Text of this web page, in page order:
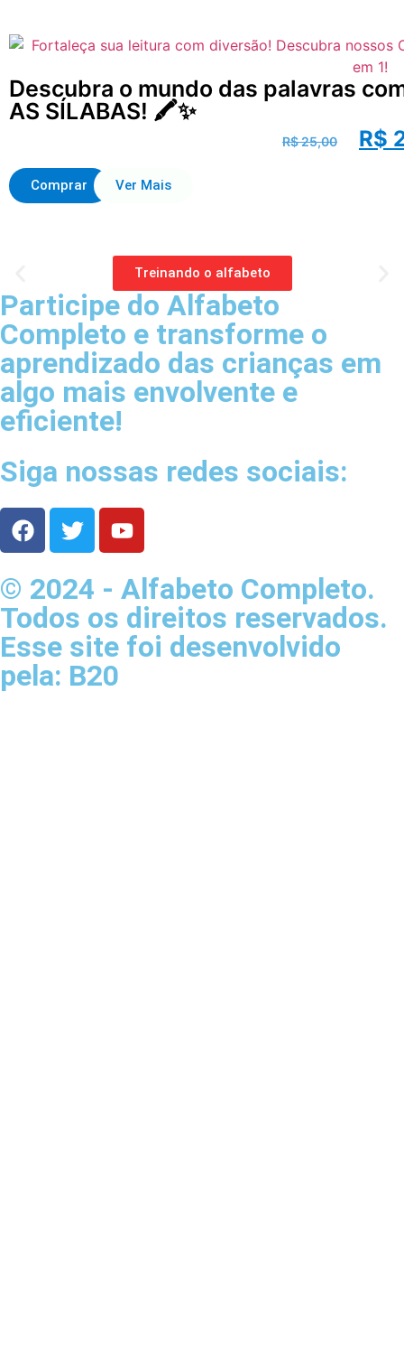
Descubra o mundo das palavras com
AS SÍLABAS! 🖍️✨
R$25,00 R$
Comprar Ver Mais
Treinando o alfabeto
Participe do Alfabeto
Completo e transforme o
aprendizado das crianças em
algo mais envolvente e
eficiente!
Siga nossas redes sociais:
© 2024 - Alfabeto Completo.
Todos os direitos reservados.
Esse site foi desenvolvido
pela: B20